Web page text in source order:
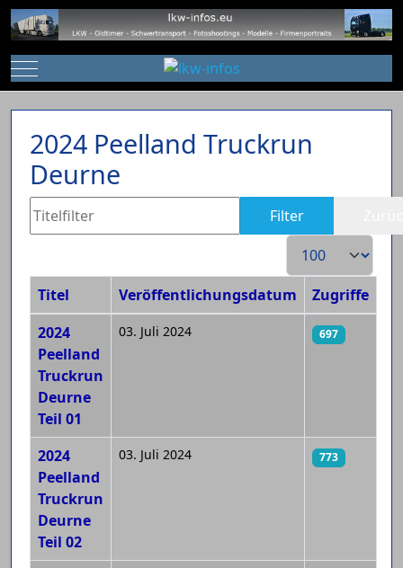
Mobile Menu Toggle
2024 Peelland Truckrun
Deurne
Titelfilter Filter
Anzeige #
Beiträge
Titel Veröffentlichungsdatum
Zugriffe
2024
Peelland
Truckrun
Deurne
Teil 01
03. Juli 2024 697
2024
Peelland
Truckrun
Deurne
Teil 02
03. Juli 2024 773